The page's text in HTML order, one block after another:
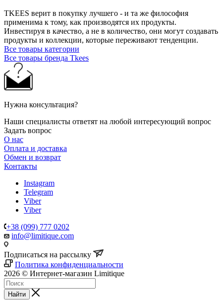
TKEES верит в покупку лучшего - и та же философия
применима к тому, как производятся их продукты.
Инвестируя в качество, а не в количество, они могут создавать
продукты и коллекции, которые переживают тенденции.
Все товары категории
Все товары бренда Tkees
Нужна консультация?
Наши специалисты ответят на любой интересующий вопрос
Задать вопрос
О нас
Оплата и доставка
Обмен и возврат
Контакты
Instagram
Telegram
Viber
Viber
+38 (099) 777 0202
info@limitique.com
Подписаться на рассылку
Политика конфиденциальности
2026 © Интернет-магазин Limitique
Найти